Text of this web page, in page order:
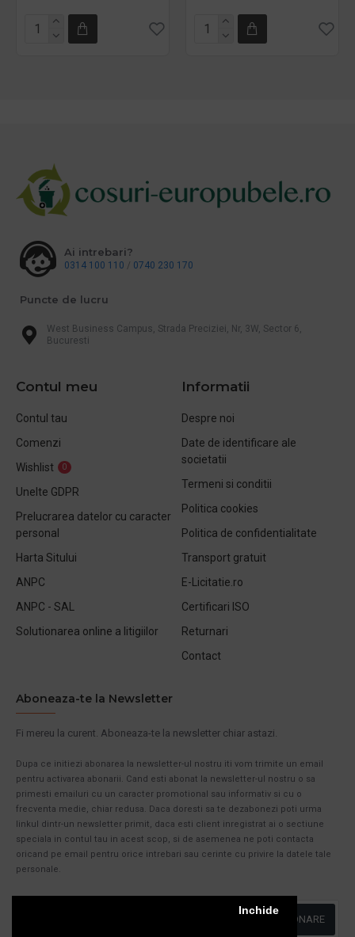
Inchide
Ai intrebari?
0314 100 110 / 0740 230 170
Puncte de lucru
West Business Campus, Strada Preciziei, Nr, 3W, Sector 6,
Bucuresti
Contul meu
Contul tau
Comenzi
Wishlist
0
Unelte GDPR
Prelucrarea datelor cu caracter
personal
Harta Sitului
ANPC
ANPC - SAL
Solutionarea online a litigiilor
Informatii
Despre noi
Date de identificare ale
societatii
Termeni si conditii
Politica cookies
Politica de confidentialitate
Transport gratuit
E-Licitatie.ro
Certificari ISO
Returnari
Contact
Aboneaza-te la Newsletter
Fi mereu la curent. Aboneaza-te la newsletter chiar astazi.
Dupa ce initiezi abonarea la newsletter-ul nostru iti vom trimite un email
pentru activarea abonarii. Cand esti abonat la newsletter-ul nostru o sa
primesti emailuri cu un caracter promotional sau informativ si cu o
frecventa medie, chiar redusa. Daca doresti sa te dezabonezi poti urma
linkul dintr-un newsletter primit, daca esti client inregistrat ai o sectiune
speciala in contul tau in acest scop, si de asemenea ne poti contacta
oricand pe email pentru orice intrebari sau cerinte cu privire la datele tale
personale.
ABONARE